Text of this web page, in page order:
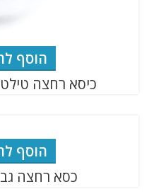
הוסף
כיסא רחצה טילט
הוסף
כסא רחצה